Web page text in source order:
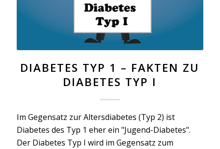
DIABETES TYP 1 – FAKTEN ZU
DIABETES TYP I
Im Gegensatz zur Altersdiabetes (Typ 2) ist
Diabetes des Typ 1 eher ein "Jugend-Diabetes".
Der Diabetes Typ I wird im Gegensatz zum